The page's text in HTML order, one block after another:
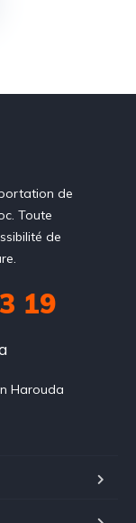
de
Toute
de
19‬
Harouda